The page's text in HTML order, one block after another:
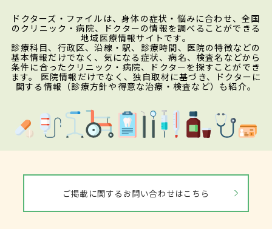
ドクターズ・ファイルは、身体の症状・悩みに合わせ、全国
のクリニック・病院、ドクターの情報を調べることができる
地域医療情報サイトです。
診療科目、行政区、沿線・駅、診療時間、医院の特徴などの
基本情報だけでなく、気になる症状、病名、検査名などから
条件に合ったクリニック・病院、ドクターを探すことができ
ます。 医院情報だけでなく、独自取材に基づき、ドクターに
関する情報（診療方針や得意な治療・検査など）も紹介。
ご掲載に関するお問い合わせはこちら